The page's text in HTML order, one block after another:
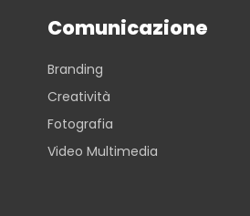
Comunicazione
Branding
Creatività
Fotografia
Video Multimedia